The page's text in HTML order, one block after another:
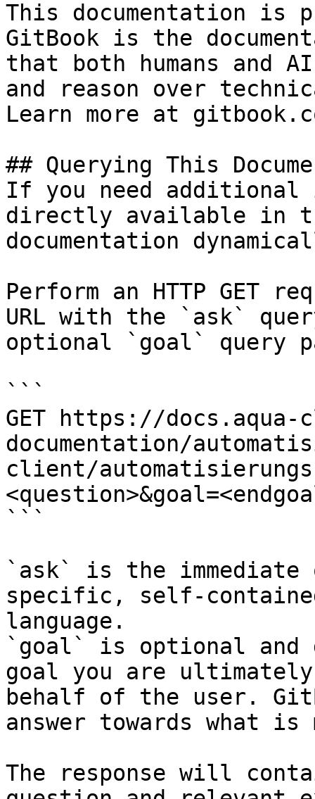
This documentation is
GitBook is the
that both humans and
and reason over
Learn more at
## Querying This
If you need
directly available in
documentation
Perform an HTTP GET
URL with the `ask`
optional `goal` query
```
GET https://docs.aqua-
documentation/
client/
```
`ask` is the
specific, self-
language.
`goal` is optional and
goal you are
behalf of the user.
answer towards what
The response will